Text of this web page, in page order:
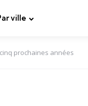
ville
prochaines années